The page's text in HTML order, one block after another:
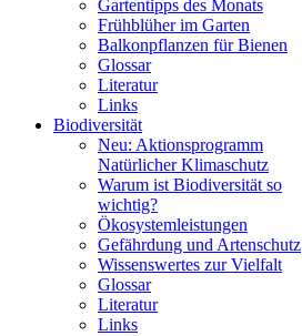
Gartentipps des Monats
Frühblüher im Garten
Balkonpflanzen für Bienen
Glossar
Literatur
Links
Biodiversität
Neu: Aktionsprogramm
Natürlicher Klimaschutz
Warum ist Biodiversität so
wichtig?
Ökosystemleistungen
Gefährdung und Artenschutz
Wissenswertes zur Vielfalt
Glossar
Literatur
Links